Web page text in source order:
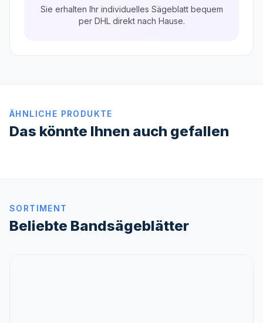
Sie erhalten Ihr individuelles Sägeblatt bequem
per DHL direkt nach Hause.
ÄHNLICHE PRODUKTE
Das könnte Ihnen auch gefallen
SORTIMENT
Beliebte Bandsägeblätter